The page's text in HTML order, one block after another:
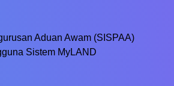
Aduan Awam (SISPAA)
Sistem MyLAND